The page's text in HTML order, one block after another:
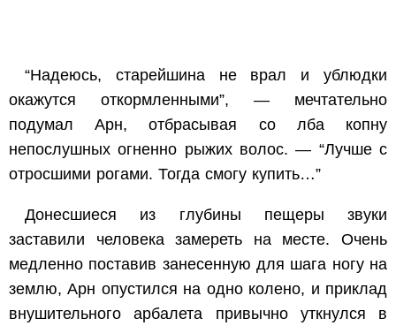
“Надеюсь, старейшина не врал и ублюдки
окажутся откормленными”, — мечтательно
подумал Арн, отбрасывая со лба копну
непослушных огненно рыжих волос. — “Лучше с
отросшими рогами. Тогда смогу купить…”
Донесшиеся из глубины пещеры звуки
заставили человека замереть на месте. Очень
медленно поставив занесенную для шага ногу на
землю, Арн опустился на одно колено, и приклад
внушительного арбалета привычно уткнулся в